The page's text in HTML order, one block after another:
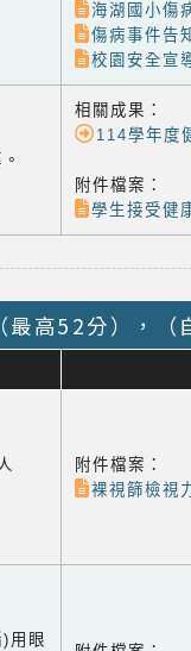
海湖國小傷
傷病事件告
校園安全宣
相關成果：
114學年度
附件檔案：
學生接受健
高52分），（
附件檔案：
裸視篩檢視
用眼